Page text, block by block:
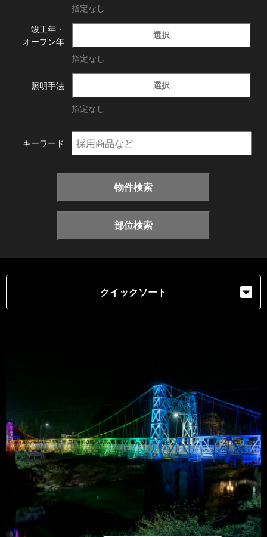
指定なし
竣工年・
オープン年
選択
指定なし
照明手法 選択
指定なし
キーワード
物件検索
部位検索
クイックソート